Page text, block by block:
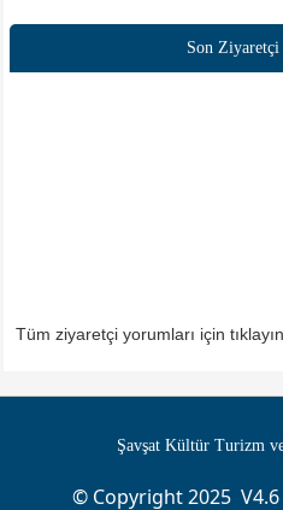
Ekrem YILDIZ
Turgut ALTUNAL
Vahdettin KAYA
Denetleme kurulu
Naci DEMIR
Yücel ÖZCAN
Son Ziyaretçi
Tüm ziyaretçi yorumları için
Şavşat Kültür Turizm
© Copyright 2025 V4.6